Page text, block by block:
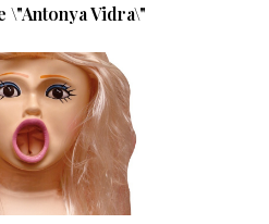
\"Antonya Vidra\"